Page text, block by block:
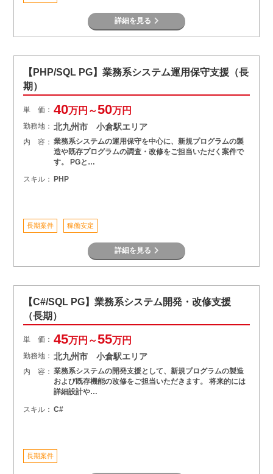
詳細を見る
【PHP/SQL PG】業務系システム運用保守支援（長
期）
単 価： 40万円～50万円
勤務地： 北九州市 小倉駅エリア
内 容： 業務系システムの運用保守を中心に、新規プログラムの製
造や既存プログラムの調査・改修をご担当いただく案件で
す。 PGと…
スキル： PHP
長期案件 稼働安定
詳細を見る
【C#/SQL PG】業務系システム開発・改修支援
（長期）
単 価： 45万円～55万円
勤務地： 北九州市 小倉駅エリア
内 容： 業務系システムの開発支援として、新規プログラムの製造
および既存機能の改修をご担当いただきます。 将来的には
詳細設計や…
スキル： C#
長期案件